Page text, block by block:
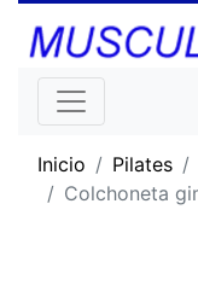
Inicio Pilates
Colchoneta